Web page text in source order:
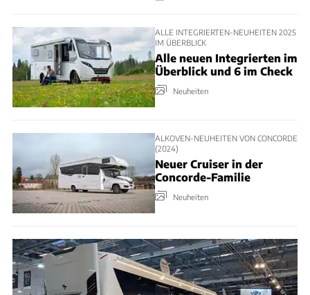
ALLE INTEGRIERTEN-NEUHEITEN 2025
IM ÜBERBLICK
Alle neuen Integrierten im
Überblick und 6 im Check
Neuheiten
ALKOVEN-NEUHEITEN VON CONCORDE
(2024)
Neuer Cruiser in der
Concorde-Familie​
Neuheiten